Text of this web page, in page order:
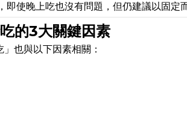
即使晚上吃也沒有問題，但仍建議以固定
的3大關鍵因素
也與以下因素相關：